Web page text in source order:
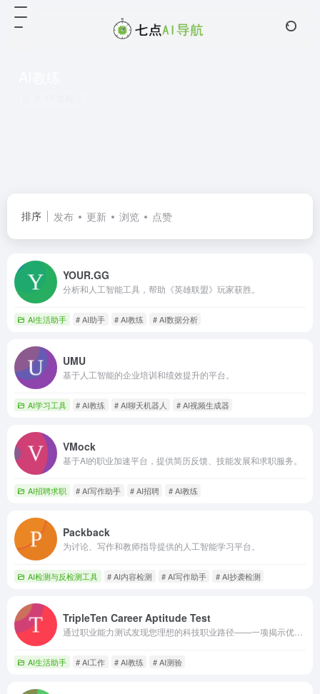
排序 发布 更新 浏览 点赞
YOUR.GG
分析和人工智能工具，帮助《英雄联盟》玩家获胜。
AI生活助手 # AI助手 # AI教练 # AI数据分析
UMU
基于人工智能的企业培训和绩效提升的平台。
AI学习工具 # AI教练 # AI聊天机器人 # AI视频生成器
VMock
基于AI的职业加速平台，提供简历反馈、技能发展和求职服务。
AI招聘求职 # AI写作助手 # AI招聘 # AI教练
Packback
为讨论、写作和教师指导提供的人工智能学习平台。
AI检测与反检测工具 # AI内容检测 # AI写作助手 # AI抄袭检测
TripleTen Career Aptitude Test
AI生活助手 # AI工作 # AI教练 # AI测验